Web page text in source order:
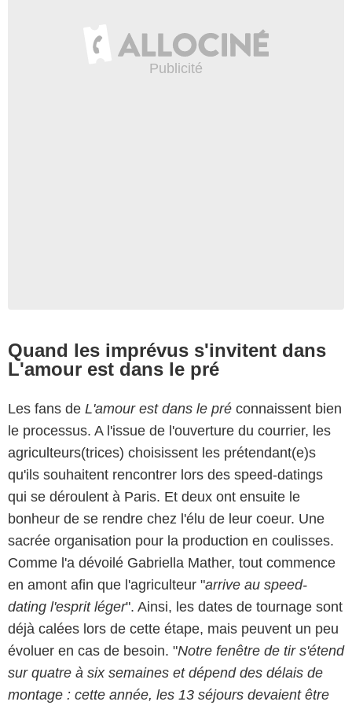
Quand les imprévus s'invitent dans
L'amour est dans le pré
Les fans de L'amour est dans le pré connaissent bien
le processus. A l'issue de l'ouverture du courrier, les
agriculteurs(trices) choisissent les prétendant(e)s
qu'ils souhaitent rencontrer lors des speed-datings
qui se déroulent à Paris. Et deux ont ensuite le
bonheur de se rendre chez l'élu de leur coeur. Une
sacrée organisation pour la production en coulisses.
Comme l'a dévoilé Gabriella Mather, tout commence
en amont afin que l'agriculteur "arrive au speed-
dating l'esprit léger". Ainsi, les dates de tournage sont
déjà calées lors de cette étape, mais peuvent un peu
évoluer en cas de besoin. "Notre fenêtre de tir s'étend
sur quatre à six semaines et dépend des délais de
montage : cette année, les 13 séjours devaient être